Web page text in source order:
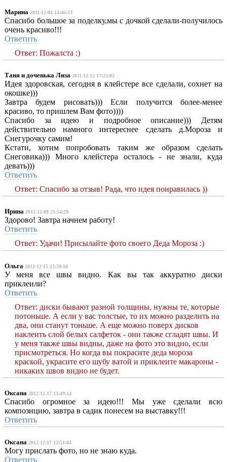
Марина 2011-12-04 14:46:53
Спасибо большое за поделку,мы с дочкой сделали-получилось
очень красиво!!!
Ответить
Ответ: Пожалста :)
Таня и доченька Лиза 2011-12-12 17:22:02
Идея здоровская, сегодня в клейстере все сделали, сохнет на
окошке)))
Завтра будем рисовать))) Если получится более-менее
красиво, то пришлем Вам фото))))
Спасибо за идею и подробное описание))) Детям
действительно намного интереснее сделать д.Мороза и
Снегурочку самим!
Кстати, хотим попробовать таким же образом сделать
Снеговика))) Много клейстера осталось - не знали, куда
девать)))
Ответить
Ответ: Спасибо за отзыв! Рада, что идея понравилась ))
Ирина 2012-12-09 21:54:29
Здорово! Завтра начнем работу!
Ответить
Ответ: Удачи! Присылайте фото своего Деда Мороза :)
Ольга 2012-12-15 22:59:18
У меня все швы видно. Как вы так аккуратно диски
приклеили?
Ответить
Ответ: диски бывают разной толщины, нужны те, которые
потоньше. А если у вас толстые, то их можно разделить на
два, они станут тоньше. А еще можно поверх дисков
наклеить слой белых салфеток - они также сгладят швы. И
у меня также швы видны, даже на фото это видно, если
присмотреться. Но когда вы покрасите деда мороза
краской, украсите его шубу ватой и приклеите макароны -
никаких швов видно не будет.
Оксана 2012-12-17 13:49:14
Спасибо огромное за идею!!! Мы уже сделали всю
композицию, завтра в садик понесем на выставку!!!
Ответить
Оксана 2012-12-17 13:51:04
Могу прислать фото, но не знаю куда.
Ответить